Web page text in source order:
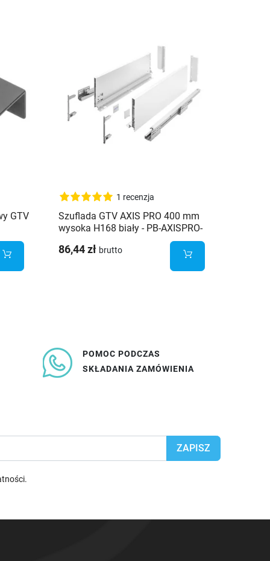
GTV
1 recenzja
Szuflada GTV AXIS PRO 400 mm
wysoka H168 biały - PB-AXISPRO-
86,44 zł brutto
POMOC PODCZAS
SKŁADANIA ZAMÓWIENIA
.